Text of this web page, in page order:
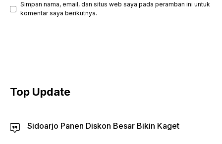
Simpan nama, email, dan situs web saya pada peramban ini untuk
komentar saya berikutnya.
Top Update
Sidoarjo Panen Diskon Besar Bikin Kaget